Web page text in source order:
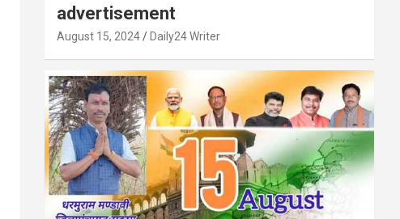
advertisement
August 15, 2024 Daily24 Writer